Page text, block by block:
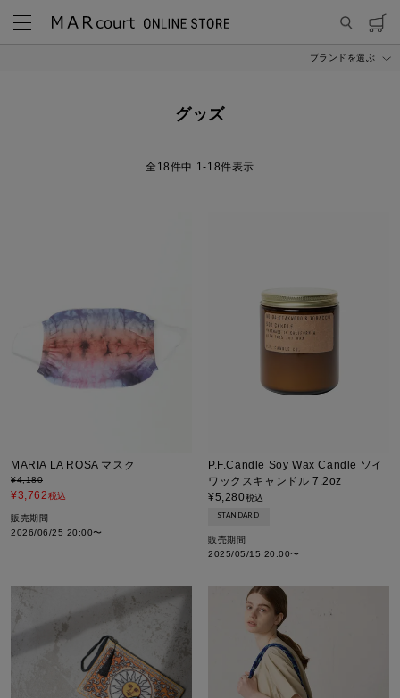
ブランドを選ぶ
グッズ
18件中 1-18件表示
MARIA LA ROSA マスク
¥4,180
¥3,762税込
販売期間
2026/06/25 20:00〜
P.F.Candle Soy Wax Candle ソイ
ワックスキャンドル 7.2oz
¥5,280税込
STANDARD
販売期間
2025/05/15 20:00〜